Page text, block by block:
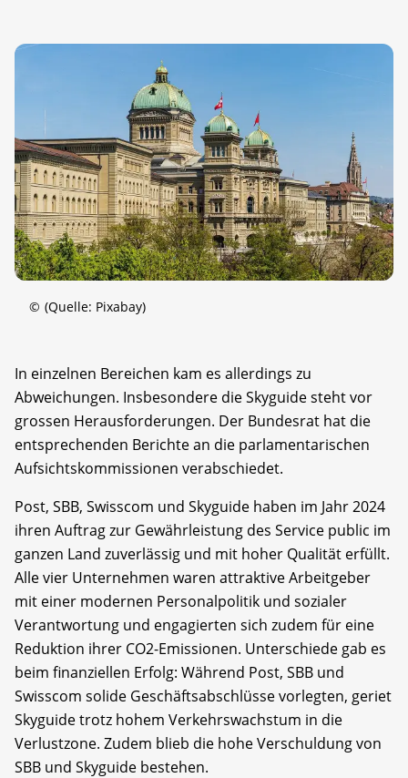
© (Quelle: Pixabay)
In einzelnen Bereichen kam es allerdings zu
Abweichungen. Insbesondere die Skyguide steht vor
grossen Herausforderungen. Der Bundesrat hat die
entsprechenden Berichte an die parlamentarischen
Aufsichtskommissionen verabschiedet.
Post, SBB, Swisscom und Skyguide haben im Jahr 2024
ihren Auftrag zur Gewährleistung des Service public im
ganzen Land zuverlässig und mit hoher Qualität erfüllt.
Alle vier Unternehmen waren attraktive Arbeitgeber
mit einer modernen Personalpolitik und sozialer
Verantwortung und engagierten sich zudem für eine
Reduktion ihrer CO2-Emissionen. Unterschiede gab es
beim finanziellen Erfolg: Während Post, SBB und
Swisscom solide Geschäftsabschlüsse vorlegten, geriet
Skyguide trotz hohem Verkehrswachstum in die
Verlustzone. Zudem blieb die hohe Verschuldung von
SBB und Skyguide bestehen.